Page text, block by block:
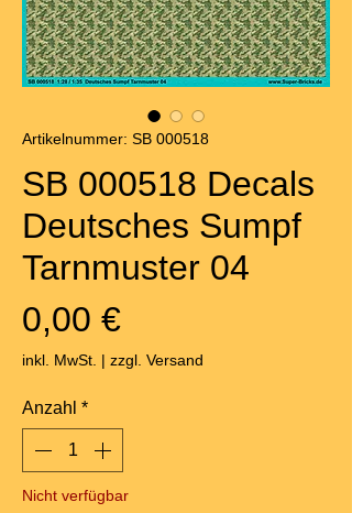
Artikelnummer: SB 000518
SB 000518 Decals
Deutsches Sumpf
Tarnmuster 04
0,00 €Preis
inkl. MwSt. | zzgl. Versand
Anzahl *
Nicht verfügbar